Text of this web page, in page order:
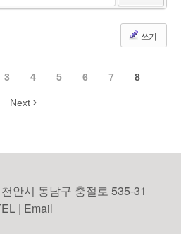
쓰기
3 4 5 6 7 8
Next
안시 동남구 충절로 535-31
| Email